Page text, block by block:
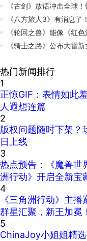
《古剑》放话冲击全球
《八方旅人3》有消息
《轮回之兽》能像《红
《骑士之路》公布大雷
热门新闻排行
1
正惊GIF：表情如此
人遐想连篇
2
版权问题随时下架？
日上线
3
热点预告：《魔兽世
洲行动》开启全新宝
4
《三角洲行动》主
群星汇聚，新王加冕！
5
ChinaJoy小姐姐精